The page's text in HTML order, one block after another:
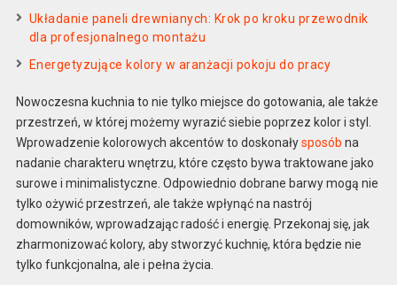
Układanie paneli drewnianych: Krok po kroku przewodnik
dla profesjonalnego montażu
Energetyzujące kolory w aranżacji pokoju do pracy
Nowoczesna kuchnia to nie tylko miejsce do gotowania, ale także
przestrzeń, w której możemy wyrazić siebie poprzez kolor i styl.
Wprowadzenie kolorowych akcentów to doskonałysposób na
nadanie charakteru wnętrzu, które często bywa traktowane jako
surowe i minimalistyczne. Odpowiednio dobrane barwy mogą nie
tylko ożywić przestrzeń, ale także wpłynąć na nastrój
domowników, wprowadzając radość i energię. Przekonaj się, jak
zharmonizować kolory, aby stworzyć kuchnię, która będzie nie
tylko funkcjonalna, ale i pełna życia.